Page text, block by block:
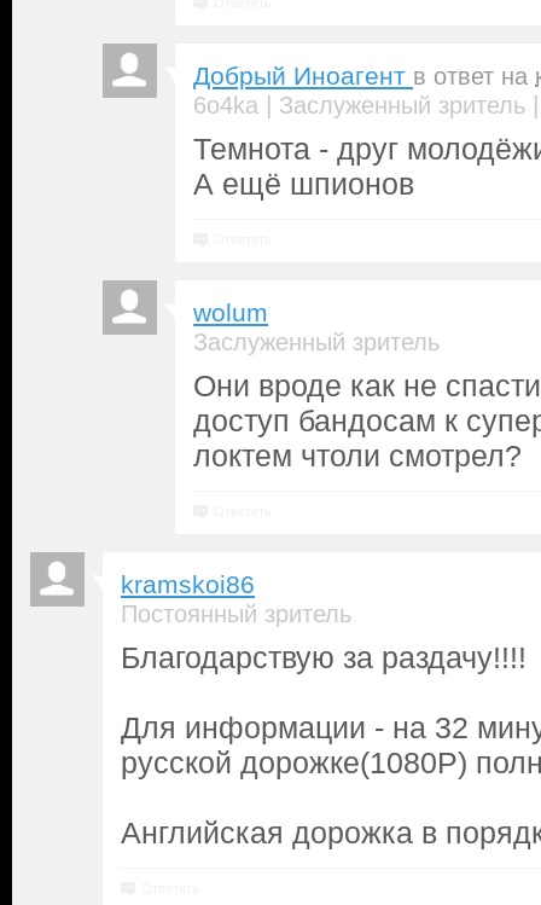
Добрый Иноагент в ответ на
6o4ka | Заслуженный зритель
Темнота - друг
А ещё шпионов
wolum
Заслуженный зритель
Они вроде как не
доступ бандосам к
локтем чтоли смотрел?
kramskoi86
Постоянный зритель
Благодарствую за раздачу!!!!
Для информации - на 32
русской дорожке(1080P)
Английская дорожка в